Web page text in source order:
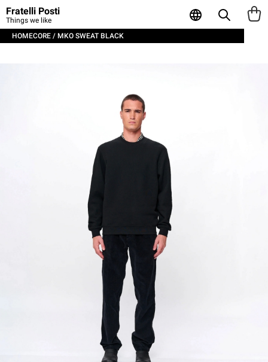
Fratelli Posti
Things we like
HOMECORE / MKO SWEAT BLACK